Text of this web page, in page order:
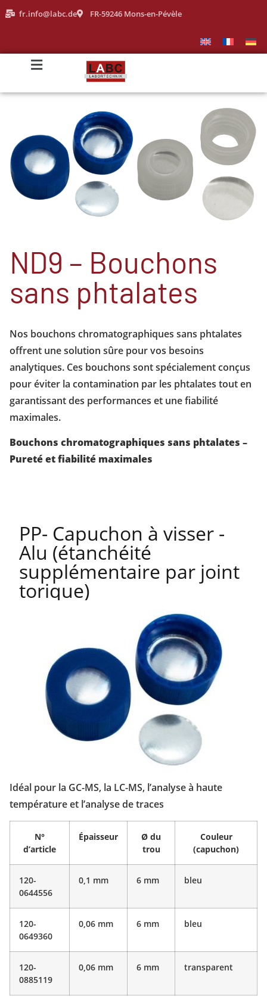
fr.info@labc.de FR-59246 Mons-en-Pévèle
ND9 – Bouchons
sans phtalates
Nos bouchons chromatographiques sans phtalates
offrent une solution sûre pour vos besoins
analytiques. Ces bouchons sont spécialement conçus
pour éviter la contamination par les phtalates tout en
garantissant des performances et une fiabilité
maximales.
Bouchons chromatographiques sans phtalates –
Pureté et fiabilité maximales
PP- Capuchon à visser -
Alu (étanchéité
supplémentaire par joint
torique)
Idéal pour la GC-MS, la LC-MS, l’analyse à haute
température et l’analyse de traces
N°
d’article
Épaisseur
Ø du
trou
Couleur
(capuchon)
120-
0644556
0,1 mm 6 mm bleu
120-
0649360
0,06 mm 6 mm bleu
120-
0885119
0,06 mm 6 mm transparent